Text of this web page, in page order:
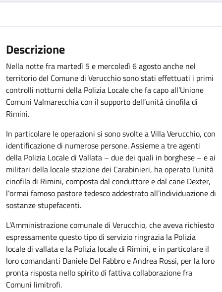
Descrizione
Nella notte fra martedì 5 e mercoledì 6 agosto anche nel
territorio del Comune di Verucchio sono stati effettuati i primi
controlli notturni della Polizia Locale che fa capo all’Unione
Comuni Valmarecchia con il supporto dell’unità cinofila di
Rimini.
In particolare le operazioni si sono svolte a Villa Verucchio, con
identificazione di numerose persone. Assieme a tre agenti
della Polizia Locale di Vallata – due dei quali in borghese – e ai
militari della locale stazione dei Carabinieri, ha operato l’unità
cinofila di Rimini, composta dal conduttore e dal cane Dexter,
l’ormai famoso pastore tedesco addestrato all’individuazione di
sostanze stupefacenti.
L’Amministrazione comunale di Verucchio, che aveva richiesto
espressamente questo tipo di servizio ringrazia la Polizia
locale di vallata e la Polizia locale di Rimini, e in particolare il
loro comandanti Daniele Del Fabbro e Andrea Rossi, per la loro
pronta risposta nello spirito di fattiva collaborazione fra
Comuni limitrofi.